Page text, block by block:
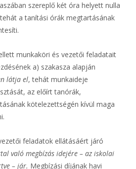
szereplő két óra helyett nulla
a tanítási órák megtartásának
munkaköri és vezetői feladatait
a) szakasza alapján
látja el, tehát munkaideje
az előírt tanórák,
kötelezettségén kívül maga
feladatok ellátásáért járó
való megbízás idejére – az iskolai
– jár. Megbízási díjának havi